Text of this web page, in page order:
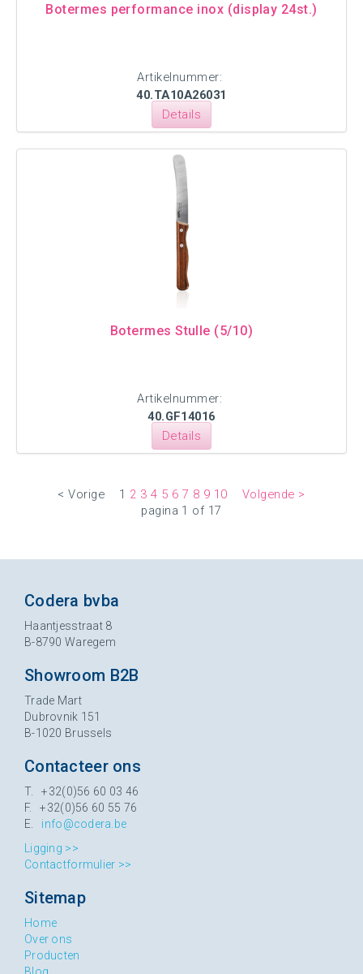
Botermes performance inox (display 24st.)
Artikelnummer:
40.TA10A26031
Details
Botermes Stulle (5/10)
Artikelnummer:
40.GF14016
Details
< Vorige 1 2 3 4 5 6 7 8 9 10
Volgende >
pagina 1 of 17
Codera bvba
Haantjesstraat 8
B-8790 Waregem
Showroom B2B
Trade Mart
Dubrovnik 151
B-1020 Brussels
Contacteer ons
T. +32(0)56 60 03 46
F. +32(0)56 60 55 76
E. info@codera.be
Ligging >>
Contactformulier >>
Sitemap
Home
Over ons
Producten